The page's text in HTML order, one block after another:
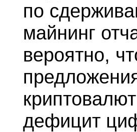
по
майнинг
вероятно,
дефицит